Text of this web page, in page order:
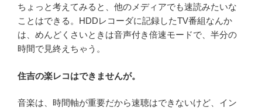
ちょっと考えてみると、他のメディアでも速読みたいな
ことはできる。HDDレコーダに記録したTV番組なんか
は、めんどくさいときは音声付き倍速モードで、半分の
時間で見終えちゃう。
住吉の楽レコはできませんが。
音楽は、時間軸が重要だから速聴はできないけど、イン